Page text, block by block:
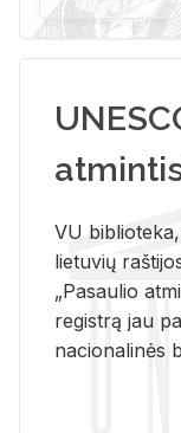
VU
lietuvių
„Pasaulio
registrą jau
nacionalinės